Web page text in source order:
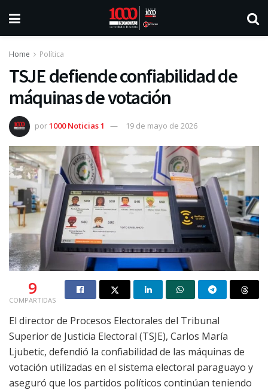
Home Política
TSJE defiende confiabilidad de
máquinas de votación
por1000 Noticias 1 19 de mayo de 2026
9
COMPARTIDAS
El director de Procesos Electorales del Tribunal
Superior de Justicia Electoral (TSJE), Carlos María
Ljubetic, defendió la confiabilidad de las máquinas de
votación utilizadas en el sistema electoral paraguayo y
aseguró que los partidos políticos continúan teniendo